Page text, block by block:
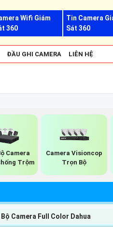
Wifi Giám
360
Tin Camera
Sát 360
ĐẦU GHI CAMERA LIÊN HỆ
Camera
Trộm
Camera Visioncop
Trọn Bộ
Bộ Camera Full Color Dahua